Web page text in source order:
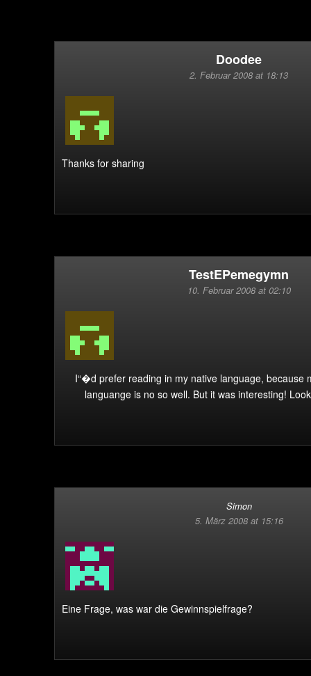
Doodee
2. Februar 2008 at 18:13
Thanks for sharing
TestEPemegymn
10. Februar 2008 at 02:10
I“�d prefer reading in my native language, because
languange is no so well. But it was interesting!
Simon
5. März 2008 at 15:16
Eine Frage, was war die Gewinnspielfrage?